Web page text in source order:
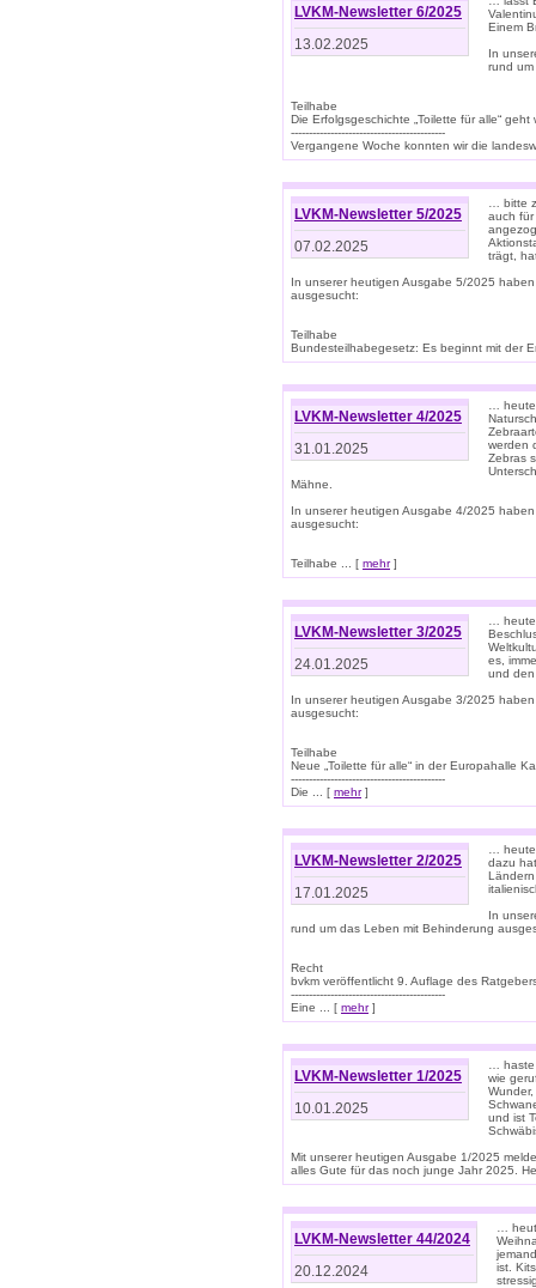
LVKM-Newsletter 6/2025
13.02.2025
Einem
In
rund
Teilhabe
Die Erfolgsgeschichte „Toilette für alle“
-------------------------------------------
Vergangene Woche konnten wir die
LVKM-Newsletter 5/2025
07.02.2025
… bitte
auch für
trägt,
In unserer heutigen Ausgabe 5/2025
ausgesucht:
Teilhabe
Bundesteilhabegesetz: Es beginnt mit der
LVKM-Newsletter 4/2025
31.01.2025
…
werden
Zebras
Mähne.
In unserer heutigen Ausgabe 4/2025
ausgesucht:
Teilhabe ... [ mehr]
LVKM-Newsletter 3/2025
24.01.2025
…
es,
und
In unserer heutigen Ausgabe 3/2025
ausgesucht:
Teilhabe
Neue „Toilette für alle“ in der Europahalle
-------------------------------------------
Die ... [ mehr]
LVKM-Newsletter 2/2025
17.01.2025
…
dazu
In
rund um das Leben mit Behinderung
Recht
bvkm veröffentlicht 9. Auflage des
-------------------------------------------
Eine ... [ mehr]
LVKM-Newsletter 1/2025
10.01.2025
…
wie
und ist
Mit unserer heutigen Ausgabe 1/2025
alles Gute für das noch junge Jahr 2025.
LVKM-Newsletter 44/2024
20.12.2024
…
ist.